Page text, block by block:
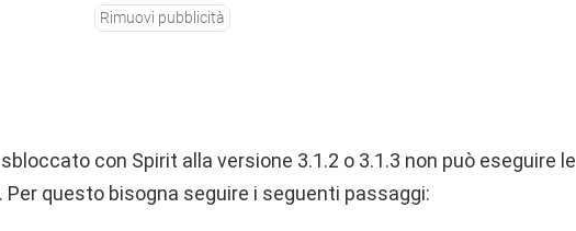
Rimuovi pubblicità
con Spirit alla versione 3.1.2 o 3.1.3 non può eseguire le
Per questo bisogna seguire i seguenti passaggi: